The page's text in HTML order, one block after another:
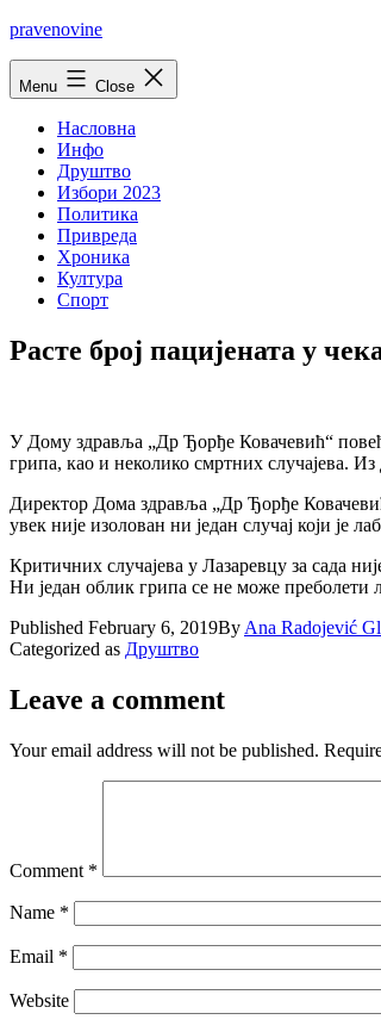
Skip
pravenovine
Menu Close
Насловна
Инфо
Друштво
Избори 2023
Политика
Привреда
Хроника
Култура
Спорт
Расте број пацијената у
У Дому здравља „Др Ђорђе Ковачевић“
грипа, као и неколико смртних случајева.
Директор Дома здравља „Др Ђорђе
увек није изолован ни један случај који је
Критичних случајева у Лазаревцу за сада
Ни један облик грипа се не може преболети
Published February 6, 2019By Ana Radojević
Categorized as Друштво
Leave a comment
Your email address will not be published.
Comment *
Name *
Email *
Website